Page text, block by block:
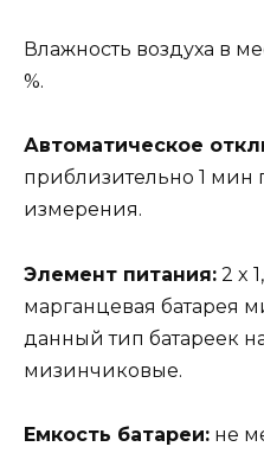
Влажность воздуха в
%.
Автоматическое
приблизительно 1 мин
измерения.
Элемент питания: 2 x
марганцевая батарея
данный тип батареек
мизинчиковые.
Емкость батареи: не